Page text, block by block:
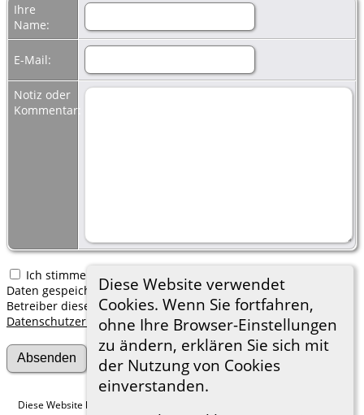
Diese Website verwendet
Cookies. Wenn Sie fortfahren,
ohne Ihre Browser-Einstellungen
zu ändern, erklären Sie sich mit
der Nutzung von Cookies
einverstanden.
Ihre
Name:
E-Mail:
Notiz oder
Kommentar:
Ich stimme zu, dass meine hier erfassten persönlichen
Daten gespeichert werden. Ich verstehe, dass ich jederzeit den
Betreiber dieser Website bitten kann, diese Daten zu löschen.
Datenschutzerklärung
Diese Website läuft mit